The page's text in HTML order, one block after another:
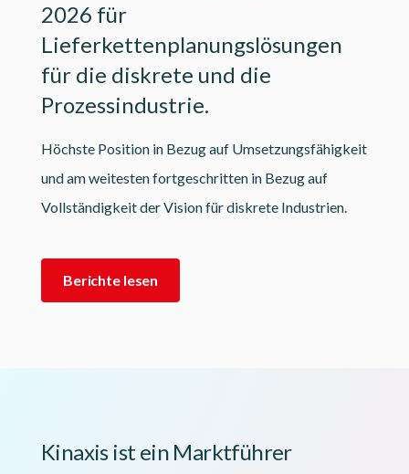
2026 für
Lieferkettenplanungslösungen
für die diskrete und die
Prozessindustrie.
Höchste Position in Bezug auf Umsetzungsfähigkeit
und am weitesten fortgeschritten in Bezug auf
Vollständigkeit der Vision für diskrete Industrien.
Berichte lesen
Kinaxis ist ein Marktführer